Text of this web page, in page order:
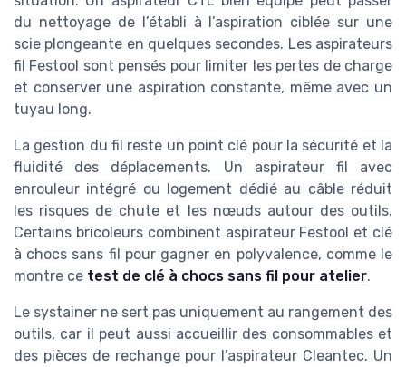
du nettoyage de l’établi à l’aspiration ciblée sur une
scie plongeante en quelques secondes. Les aspirateurs
fil Festool sont pensés pour limiter les pertes de charge
et conserver une aspiration constante, même avec un
tuyau long.
La gestion du fil reste un point clé pour la sécurité et la
fluidité des déplacements. Un aspirateur fil avec
enrouleur intégré ou logement dédié au câble réduit
les risques de chute et les nœuds autour des outils.
Certains bricoleurs combinent aspirateur Festool et clé
à chocs sans fil pour gagner en polyvalence, comme le
montre ce test de clé à chocs sans fil pour atelier.
Le systainer ne sert pas uniquement au rangement des
outils, car il peut aussi accueillir des consommables et
des pièces de rechange pour l’aspirateur Cleantec. Un